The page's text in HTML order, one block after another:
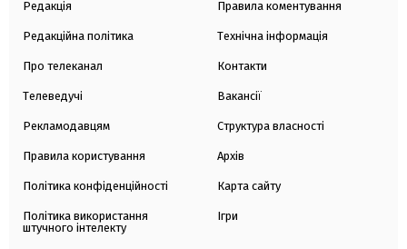
Редакція
Редакційна політика
Про телеканал
Телеведучі
Рекламодавцям
Правила користування
Політика конфіденційності
Політика використання
штучного інтелекту
Правила коментування
Технічна інформація
Контакти
Вакансії
Структура власності
Архів
Карта сайту
Ігри